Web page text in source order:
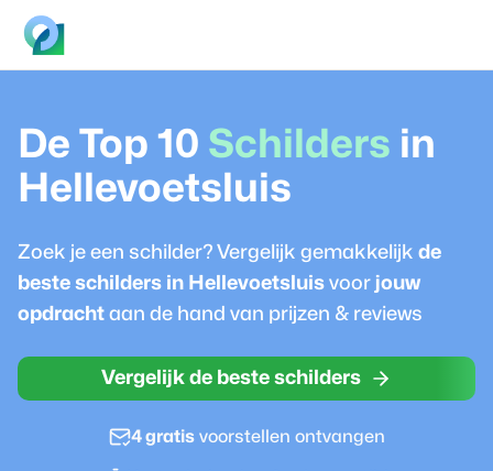
De Top 10 Schilders in
Hellevoetsluis
Zoek je een schilder? Vergelijk gemakkelijk de
beste schilders in Hellevoetsluis voor jouw
opdracht aan de hand van prijzen & reviews
Vergelijk de beste schilders
4 gratisvoorstellen ontvangen